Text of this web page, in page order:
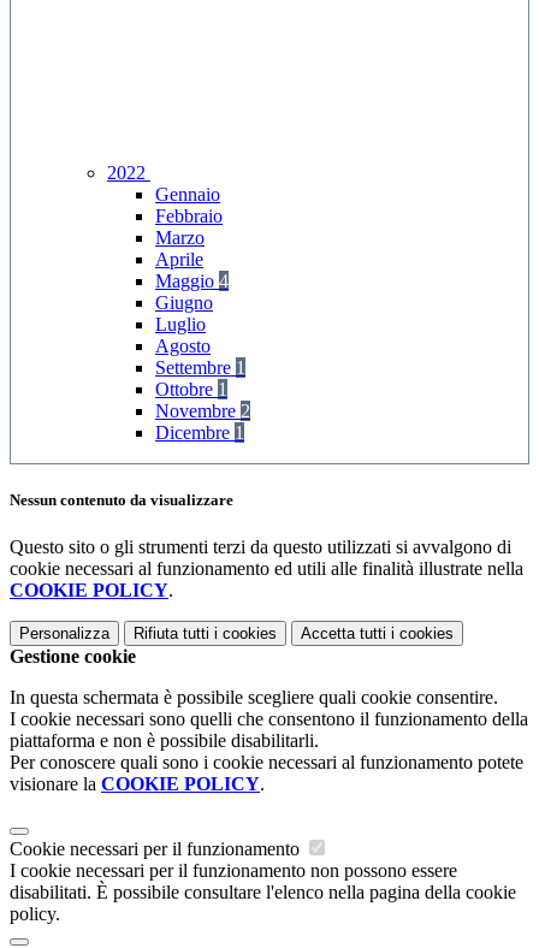
2022
Gennaio
Febbraio
Marzo
Aprile
Maggio 4
Giugno
Luglio
Agosto
Settembre 1
Ottobre 1
Novembre 2
Dicembre 1
Nessun contenuto da visualizzare
Questo sito o gli strumenti terzi da questo utilizzati si avvalgono di
cookie necessari al funzionamento ed utili alle finalità illustrate nella
COOKIE POLICY.
Personalizza Rifiuta tutti i cookies Accetta tutti i cookies
Gestione cookie
In questa schermata è possibile scegliere quali cookie consentire.
I cookie necessari sono quelli che consentono il funzionamento della
piattaforma e non è possibile disabilitarli.
Per conoscere quali sono i cookie necessari al funzionamento potete
visionare la COOKIE POLICY.
Cookie necessari per il funzionamento
I cookie necessari per il funzionamento non possono essere
disabilitati. È possibile consultare l'elenco nella pagina della cookie
policy.